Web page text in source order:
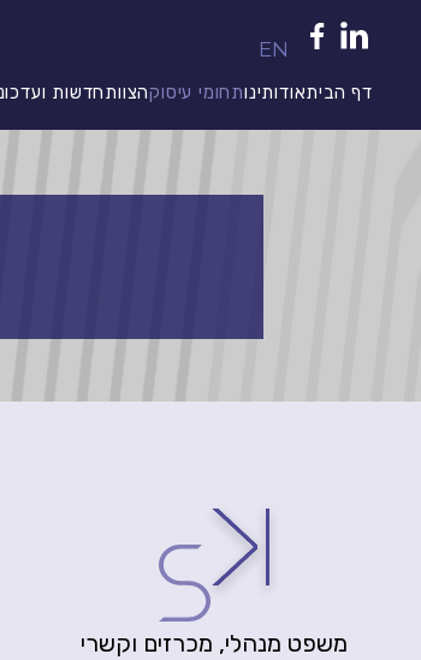
EN
דף הביתאודותינותחומי עיסוקהצוותחדשות
משפט מנהלי, מכרזים וקשרי